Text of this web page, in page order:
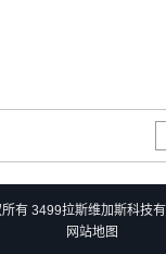
有 3499拉斯维加斯科技
网站地图